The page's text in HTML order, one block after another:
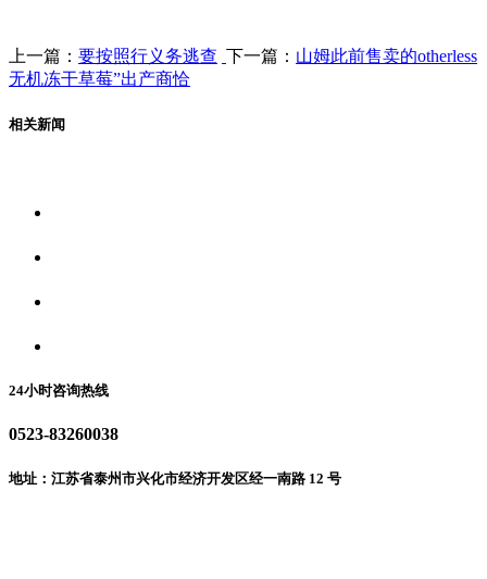
上一篇： 要按照行义务逃查 下一篇： 山姆此前售卖的otherless
无机冻干草莓”出产商恰
相关新闻
24小时咨询热线
0523-83260038
地址：江苏省泰州市兴化市经济开发区经一南路 12 号